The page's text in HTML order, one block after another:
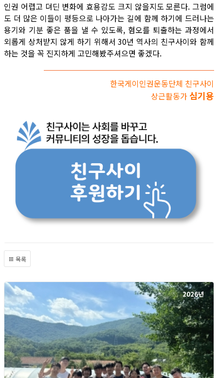
인권 어렵고 뎌딘 변화에 효용감도 크지 않을지도 모른다. 그럼에
도 더 많은 이들이 평등으로 나아가는 길에 함께 하기에 드러나는
용기와 기분 좋은 품을 낼 수 있도록, 혐오를 퇴출하는 과정에서
외롭게 상처받지 않게 하기 위해서 30년 역사의 친구사이와 함께
하는 것을 꼭 진지하게 고민해봤주셔으면 좋겠다.
한국게이인권운동단체 친구사이
상근활동가 심기용
목록
2026년